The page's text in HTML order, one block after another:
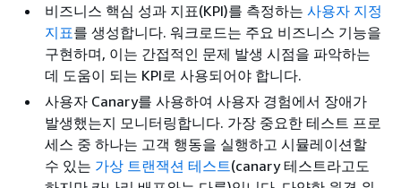
비즈니스 핵심 성과 지표(KPI)를 측정하는 사용자 지정
지표를 생성합니다. 워크로드는 주요 비즈니스 기능을
구현하며, 이는 간접적인 문제 발생 시점을 파악하는
데 도움이 되는 KPI로 사용되어야 합니다.
사용자 Canary를 사용하여 사용자 경험에서 장애가
발생했는지 모니터링합니다. 가장 중요한 테스트 프로
세스 중 하나는 고객 행동을 실행하고 시뮬레이션할
수 있는 가상 트랜잭션 테스트(canary 테스트라고도